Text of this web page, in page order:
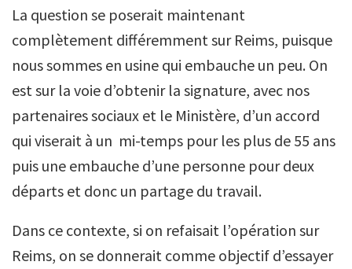
La question se poserait maintenant
complètement différemment sur Reims, puisque
nous sommes en usine qui embauche un peu. On
est sur la voie d’obtenir la signature, avec nos
partenaires sociaux et le Ministère, d’un accord
qui viserait à un mi-temps pour les plus de 55 ans
puis une embauche d’une personne pour deux
départs et donc un partage du travail.
Dans ce contexte, si on refaisait l’opération sur
Reims, on se donnerait comme objectif d’essayer